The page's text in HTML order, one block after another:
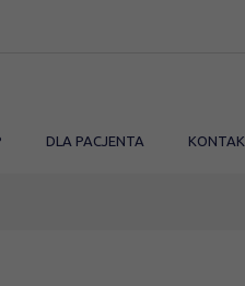
DLA PACJENTA